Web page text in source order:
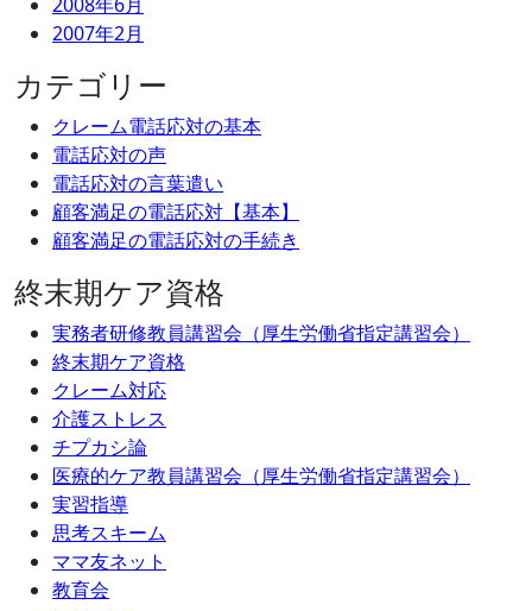
2007年2月
カテゴリー
クレーム電話応対の基本
電話応対の声
電話応対の言葉遣い
顧客満足の電話応対【基本】
顧客満足の電話応対の手続き
終末期ケア資格
実務者研修教員講習会（厚生労働省指定講習会）
終末期ケア資格
クレーム対応
介護ストレス
チプカシ論
医療的ケア教員講習会（厚生労働省指定講習会）
実習指導
思考スキーム
ママ友ネット
教育会